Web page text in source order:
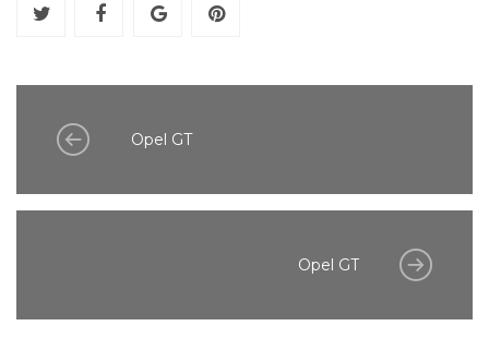
Opel GT
Opel GT